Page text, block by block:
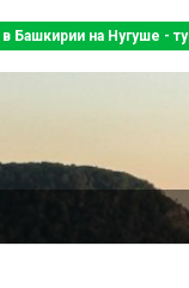
Башкирии на Нугуше -